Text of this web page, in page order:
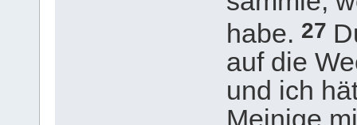
habe. 27
auf die
und ich
Meinige